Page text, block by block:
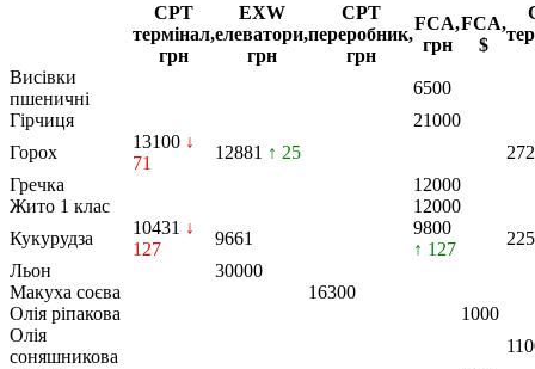
CPT
термінал,
грн
EXW
елеватори,
грн
CPT
переробник,
грн
FCA,
грн
FCA,
$
Висівки
пшеничні
6500
Гірчиця
21000
Горох
13100 ↓
71
12881 ↑ 25
272
Гречка
12000
Жито 1 клас
12000
Кукурудза
10431 ↓
127
9661
9800
↑ 127
225
Льон
30000
Макуха соєва
16300
Олія ріпакова
1000
Олія
соняшникова